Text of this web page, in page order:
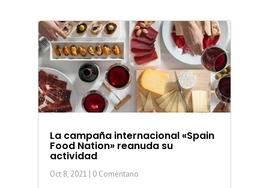
La campaña internacional «Spain
Food Nation» reanuda su
actividad
Oct 8, 2021 | 0 Comentario